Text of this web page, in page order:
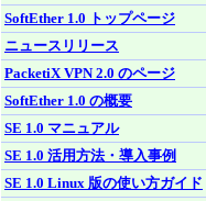
SoftEther 1.0 トップページ
ニュースリリース
PacketiX VPN 2.0 のページ
SoftEther 1.0 の概要
SE 1.0 マニュアル
SE 1.0 活用方法・導入事例
SE 1.0 Linux 版の使い方ガイド